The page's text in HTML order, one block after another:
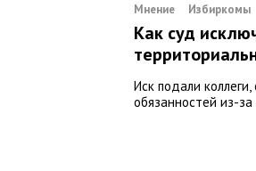
Мнение Избиркомы
Как суд
Иск подали
обязанностей из-